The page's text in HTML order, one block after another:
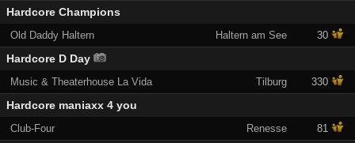
Hardcore Champions
Old Daddy Haltern Haltern am See 30
Hardcore D Day
Music & Theaterhouse La Vida Tilburg 330
Hardcore maniaxx 4 you
Club-Four Renesse 81